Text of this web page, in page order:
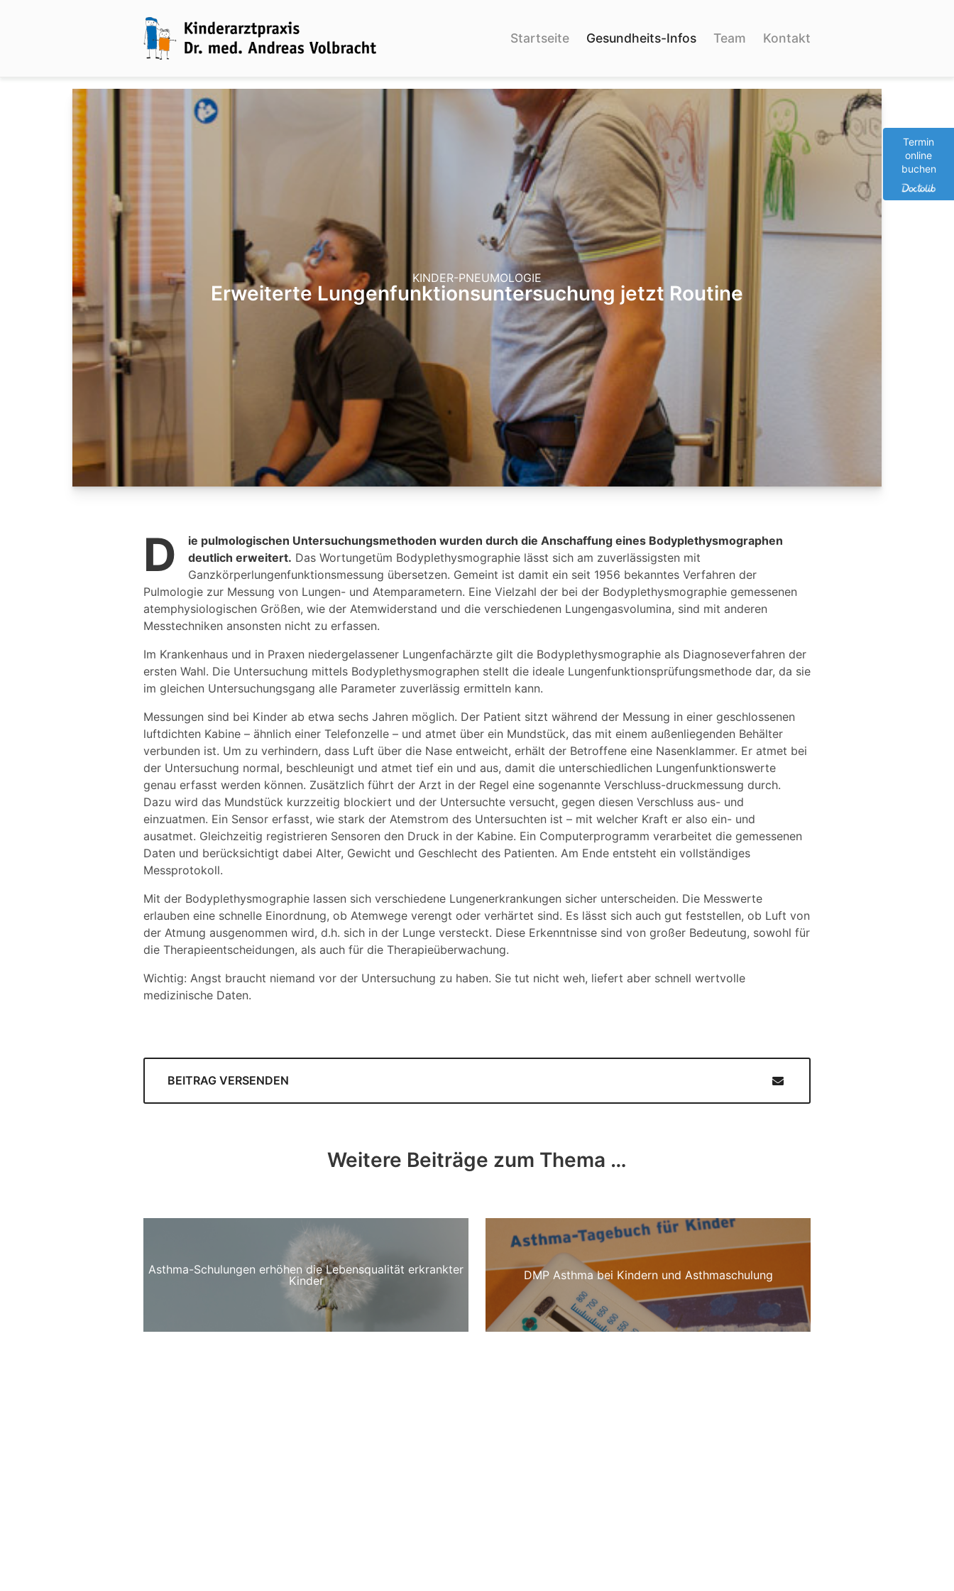
Startseite Gesundheits-Infos Team Kontakt
Termin
online
buchen
KINDER-PNEUMOLOGIE
Erweiterte Lungenfunktionsuntersuchung jetzt Routine
D
ie pulmologischen Untersuchungsmethoden wurden durch die Anschaffung eines Bodyplethysmographen
deutlich erweitert. Das Wortungetüm Bodyplethysmographie lässt sich am zuverlässigsten mit
Ganzkörperlungenfunktionsmessung übersetzen. Gemeint ist damit ein seit 1956 bekanntes Verfahren der
Pulmologie zur Messung von Lungen- und Atemparametern. Eine Vielzahl der bei der Bodyplethysmographie gemessenen
atemphysiologischen Größen, wie der Atemwiderstand und die verschiedenen Lungengasvolumina, sind mit anderen
Messtechniken ansonsten nicht zu erfassen.
Im Krankenhaus und in Praxen niedergelassener Lungenfachärzte gilt die Bodyplethysmographie als Diagnoseverfahren der
ersten Wahl. Die Untersuchung mittels Bodyplethysmographen stellt die ideale Lungenfunktionsprüfungsmethode dar, da sie
im gleichen Untersuchungsgang alle Parameter zuverlässig ermitteln kann.
Messungen sind bei Kinder ab etwa sechs Jahren möglich. Der Patient sitzt während der Messung in einer geschlossenen
luftdichten Kabine – ähnlich einer Telefonzelle – und atmet über ein Mundstück, das mit einem außenliegenden Behälter
verbunden ist. Um zu verhindern, dass Luft über die Nase entweicht, erhält der Betroffene eine Nasenklammer. Er atmet bei
der Untersuchung normal, beschleunigt und atmet tief ein und aus, damit die unterschiedlichen Lungenfunktionswerte
genau erfasst werden können. Zusätzlich führt der Arzt in der Regel eine sogenannte Verschluss-druckmessung durch.
Dazu wird das Mundstück kurzzeitig blockiert und der Untersuchte versucht, gegen diesen Verschluss aus- und
einzuatmen. Ein Sensor erfasst, wie stark der Atemstrom des Untersuchten ist – mit welcher Kraft er also ein- und
ausatmet. Gleichzeitig registrieren Sensoren den Druck in der Kabine. Ein Computerprogramm verarbeitet die gemessenen
Daten und berücksichtigt dabei Alter, Gewicht und Geschlecht des Patienten. Am Ende entsteht ein vollständiges
Messprotokoll.
Mit der Bodyplethysmographie lassen sich verschiedene Lungenerkrankungen sicher unterscheiden. Die Messwerte
erlauben eine schnelle Einordnung, ob Atemwege verengt oder verhärtet sind. Es lässt sich auch gut feststellen, ob Luft von
der Atmung ausgenommen wird, d.h. sich in der Lunge versteckt. Diese Erkenntnisse sind von großer Bedeutung, sowohl für
die Therapieentscheidungen, als auch für die Therapieüberwachung.
Wichtig: Angst braucht niemand vor der Untersuchung zu haben. Sie tut nicht weh, liefert aber schnell wertvolle
medizinische Daten.
BEITRAG VERSENDEN
Weitere Beiträge zum Thema …
Asthma-Schulungen erhöhen die Lebensqualität erkrankter
Kinder
DMP Asthma bei Kindern und Asthmaschulung